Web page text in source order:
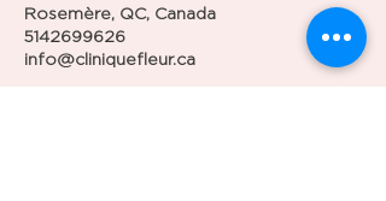
Rosemère, QC, Canada
5142699626
info@cliniquefleur.ca